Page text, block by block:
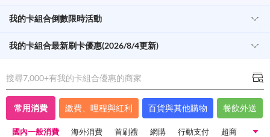
我的卡組合倒數限時活動
我的卡組合最新刷卡優惠(2026/8/4更新)
搜尋7,000+有我的卡組合優惠的商家
常用消費 繳費、哩程與紅利 百貨與其他購物 餐飲外送
國內一般消費 海外消費 首刷禮 網購 行動支付 超商 超市